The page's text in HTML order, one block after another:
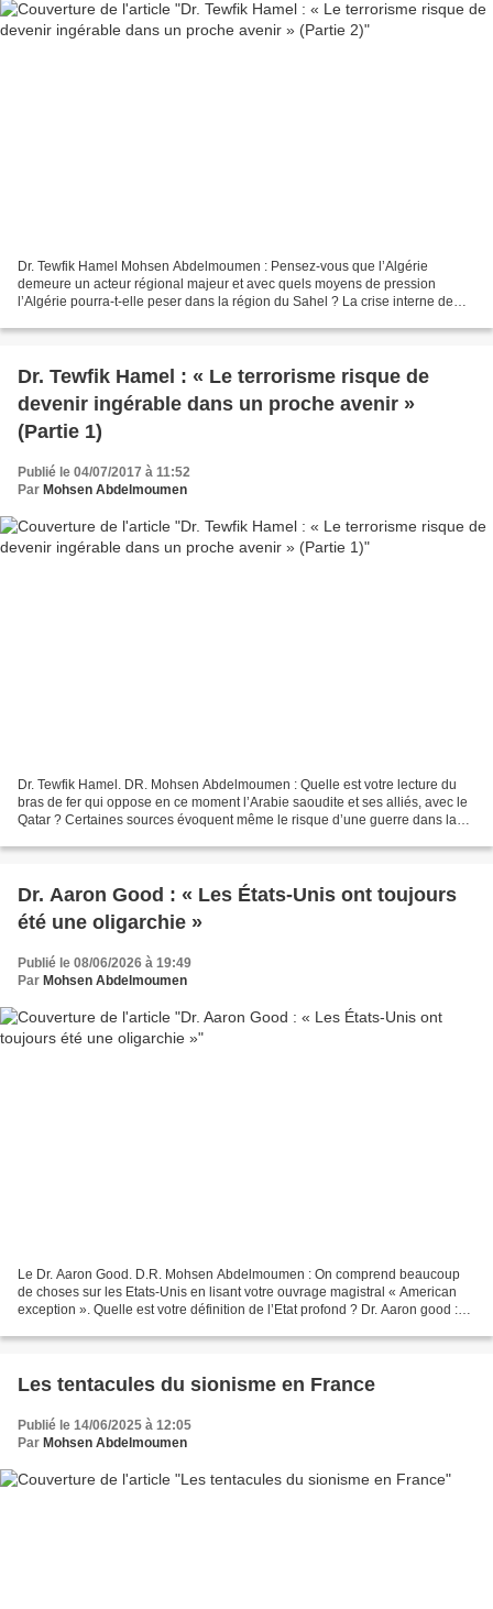
Dr. Tewfik Hamel Mohsen Abdelmoumen : Pensez-vous que l’Algérie
demeure un acteur régional majeur et avec quels moyens de pression
l’Algérie pourra-t-elle peser dans la région du Sahel ? La crise interne de
Dr. Tewfik Hamel : « Le terrorisme risque de
devenir ingérable dans un proche avenir »
(Partie 1)
Publié le 04/07/2017 à 11:52
Par Mohsen Abdelmoumen
Dr. Tewfik Hamel. DR. Mohsen Abdelmoumen : Quelle est votre lecture du
bras de fer qui oppose en ce moment l’Arabie saoudite et ses alliés, avec le
Qatar ? Certaines sources évoquent même le risque d’une guerre dans la
Dr. Aaron Good : « Les États-Unis ont toujours
été une oligarchie »
Publié le 08/06/2026 à 19:49
Par Mohsen Abdelmoumen
Le Dr. Aaron Good. D.R. Mohsen Abdelmoumen : On comprend beaucoup
de choses sur les Etats-Unis en lisant votre ouvrage magistral « American
exception ». Quelle est votre définition de l’Etat profond ? Dr. Aaron good :
Les tentacules du sionisme en France
Publié le 14/06/2025 à 12:05
Par Mohsen Abdelmoumen